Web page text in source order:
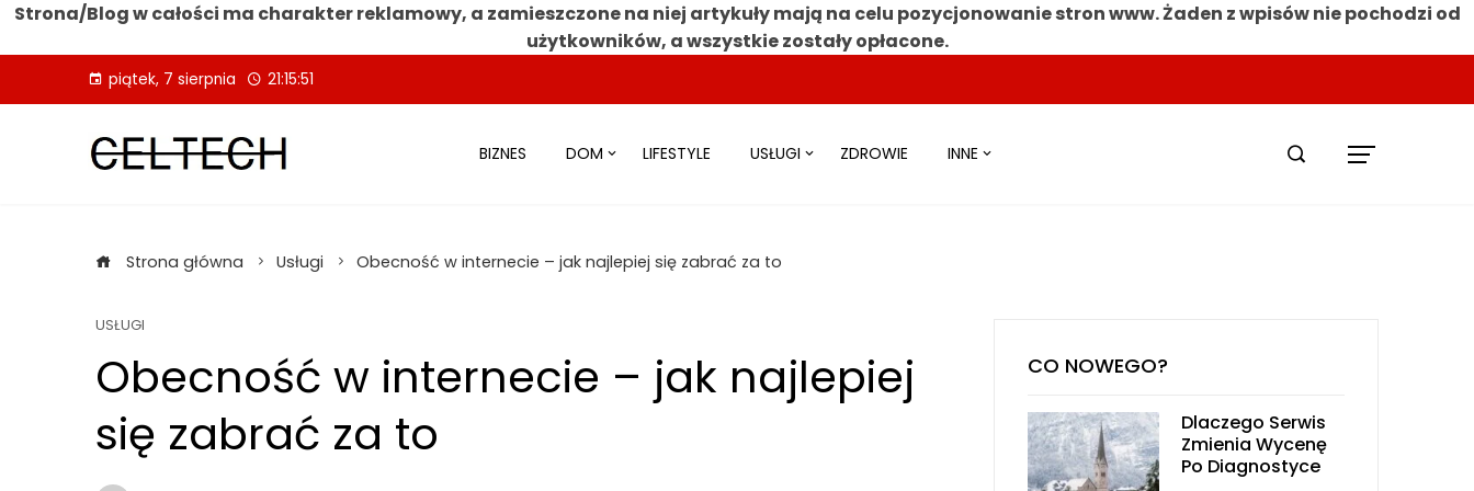
Strona/Blog w całości ma charakter reklamowy, a zamieszczone na niej artykuły mają na celu pozycjonowanie stron www. Żaden z wpisów nie pochodzi od
użytkowników, a wszystkie zostały opłacone.
piątek, 7 sierpnia 21:15:52
BIZNES DOM LIFESTYLE USŁUGI ZDROWIE INNE
Strona główna Usługi Obecność w internecie – jak najlepiej się zabrać za to
USŁUGI
Obecność w internecie – jak najlepiej
się zabrać za to
CO NOWEGO?
Dlaczego Serwis
Zmienia Wycenę
Po Diagnostyce